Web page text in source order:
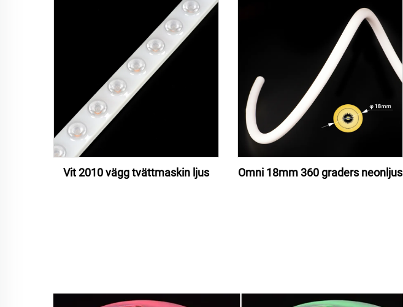
Vit 2010 vägg tvättmaskin ljus Omni 18mm 360 graders neonljus